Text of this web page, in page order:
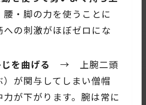
脚の力を使うことに
への刺激がほぼゼロにな
を曲げる
→ 上腕二頭
）が関与してしまい僧帽
が下がります。腕は常に